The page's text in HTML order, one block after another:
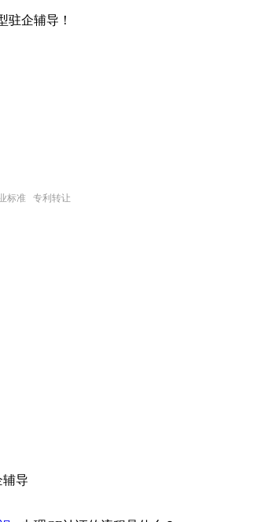
驻企辅导！
标准 专利转让